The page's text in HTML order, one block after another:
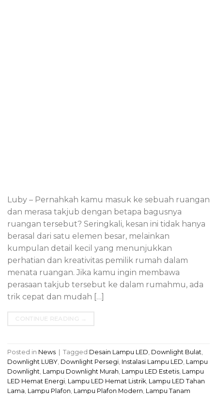
Luby – Pernahkah kamu masuk ke sebuah ruangan
dan merasa takjub dengan betapa bagusnya
ruangan tersebut? Seringkali, kesan ini tidak hanya
berasal dari satu elemen besar, melainkan
kumpulan detail kecil yang menunjukkan
perhatian dan kreativitas pemilik rumah dalam
menata ruangan. Jika kamu ingin membawa
perasaan takjub tersebut ke dalam rumahmu, ada
trik cepat dan mudah […]
Posted in News | Tagged Desain Lampu LED Downlight Bulat
Downlight LUBY Downlight Persegi Instalasi Lampu LED Lampu
Downlight Lampu Downlight Murah Lampu LED Estetis Lampu
LED Hemat Energi Lampu LED Hemat Listrik Lampu LED Tahan
Lama Lampu Plafon Lampu Plafon Modern Lampu Tanam